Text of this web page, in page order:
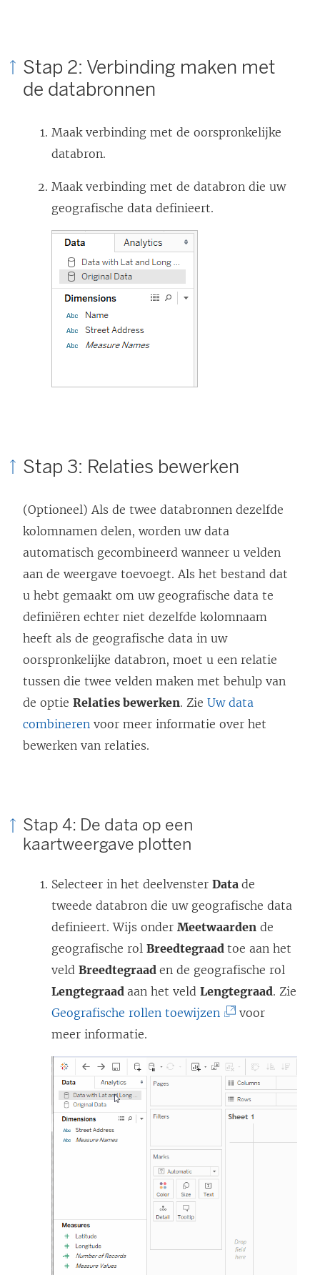
v
e
r
g
e
p
Stap 2: Verbinding maken met
de databronnen
Maak verbinding met de oorspronkelijke
databron.
Maak verbinding met de databron die uw
geografische data definieert.
Stap 3: Relaties bewerken
(Optioneel) Als de twee databronnen dezelfde
kolomnamen delen, worden uw data
automatisch gecombineerd wanneer u velden
aan de weergave toevoegt. Als het bestand dat
u hebt gemaakt om uw geografische data te
definiëren echter niet dezelfde kolomnaam
heeft als de geografische data in uw
oorspronkelijke databron, moet u een relatie
tussen die twee velden maken met behulp van
de optie Relaties bewerken. Zie Uw data
combineren voor meer informatie over het
bewerken van relaties.
Stap 4: De data op een
kaartweergave plotten
Selecteer in het deelvenster Data de
tweede databron die uw geografische data
definieert. Wijs onder Meetwaarden de
geografische rol Breedtegraad toe aan het
veld Breedtegraad en de geografische rol
Lengtegraad aan het veld Lengtegraad. Zie
Geografische rollen toewijzen
i
n
w
n
voor
meer informatie.